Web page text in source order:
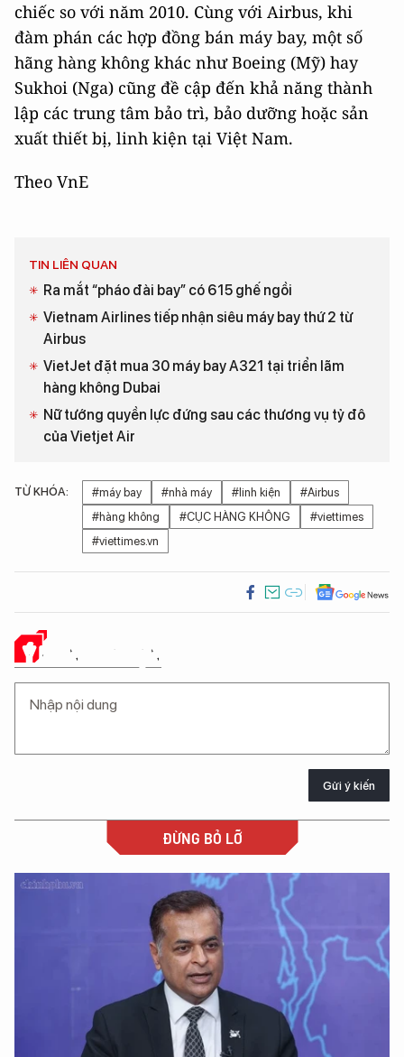
chiếc so với năm 2010. Cùng với Airbus, khi
đàm phán các hợp đồng bán máy bay, một số
hãng hàng không khác như Boeing (Mỹ) hay
Sukhoi (Nga) cũng đề cập đến khả năng thành
lập các trung tâm bảo trì, bảo dưỡng hoặc sản
xuất thiết bị, linh kiện tại Việt Nam.
Theo VnE
TIN LIÊN QUAN
Ra mắt “pháo đài bay” có 615 ghế ngồi
Vietnam Airlines tiếp nhận siêu máy bay thứ 2 từ
Airbus
VietJet đặt mua 30 máy bay A321 tại triển lãm
hàng không Dubai
Nữ tướng quyền lực đứng sau các thương vụ tỷ đô
của Vietjet Air
TỪ KHÓA: #máy bay #nhà máy #linh kiện
#Airbus
#hàng không
#CỤC HÀNG KHÔNG
#viettimes
#viettimes.vn
Ý KIẾN CỦA BẠN
Gửi ý kiến
ĐỪNG BỎ LỠ